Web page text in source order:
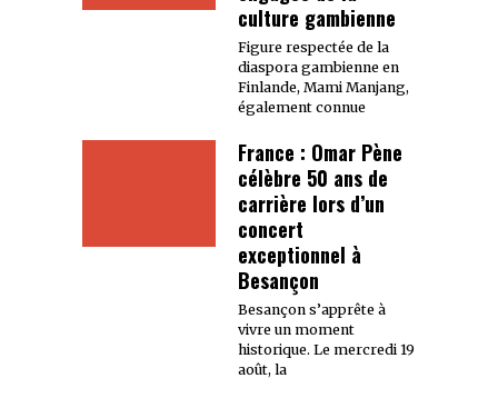
culture gambienne
Figure respectée de la
diaspora gambienne en
Finlande, Mami Manjang,
également connue
France : Omar Pène
célèbre 50 ans de
carrière lors d’un
concert
exceptionnel à
Besançon
Besançon s’apprête à
vivre un moment
historique. Le mercredi 19
août, la